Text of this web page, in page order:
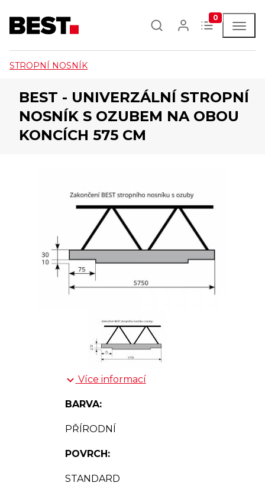
0
STROPNÍ NOSNÍK
BEST - UNIVERZÁLNÍ STROPNÍ
NOSNÍK S OZUBEM NA OBOU
KONCÍCH 575 CM
Více informací
BARVA:
PŘÍRODNÍ
POVRCH:
STANDARD